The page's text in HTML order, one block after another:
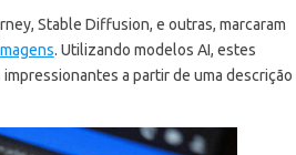
Stable Diffusion, e outras, marcaram
. Utilizando modelos AI, estes
a partir de uma descrição